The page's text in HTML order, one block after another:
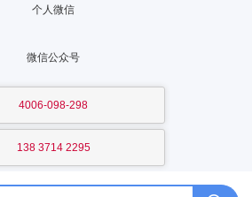
个人微信
微信公众号
4006-098-298
138 3714 2295